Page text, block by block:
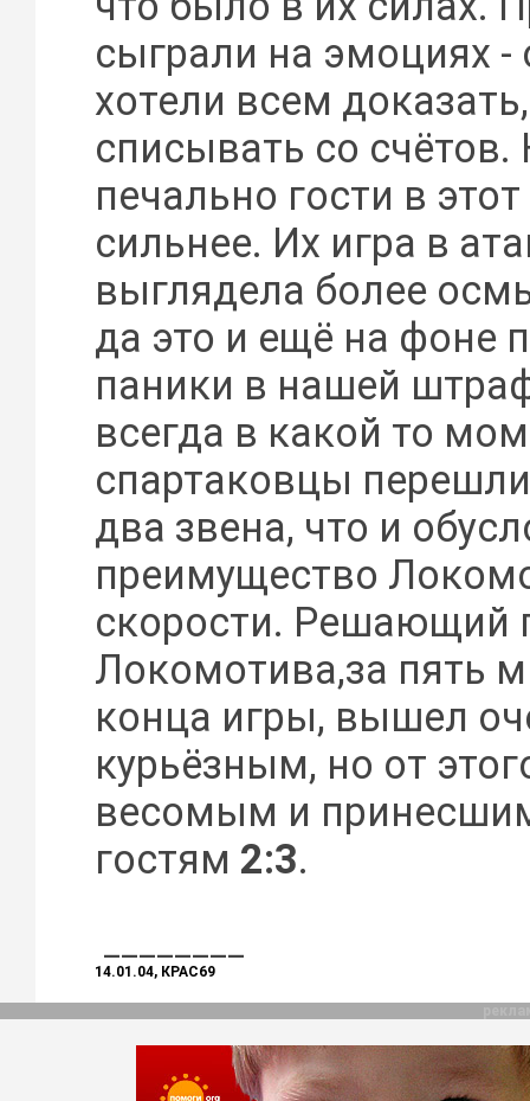
сыграли на эмоциях -
хотели всем
списывать со счётов.
печально гости в
сильнее. Их игра в
выглядела более
да это и ещё на фоне
паники в нашей
всегда в какой то
спартаковцы
два звена, что и
преимущество
скорости. Решающий
Локомотива,за пять
конца игры, вышел
курьёзным, но от
весомым и
гостям 2:3.
________
14.01.04, КРАС69